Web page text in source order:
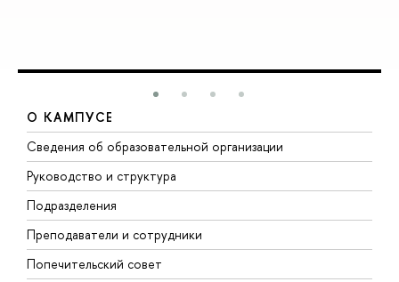
О КАМПУСЕ
Сведения об образовательной организации
Руководство и структура
Подразделения
Преподаватели и сотрудники
Попечительский совет